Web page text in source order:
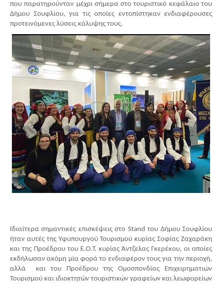
που παρατηρούνταν μέχρι σήμερα στο τουριστικό κεφάλαιο του
Δήμου Σουφλίου, για τις οποίες εντοπίστηκαν ενδιαφέρουσες
προτεινόμενες λύσεις κάλυψης τους.
Ιδιαίτερα σημαντικές επισκέψεις στο Stand του Δήμου Σουφλίου
ήταν αυτές της Υφυπουργού Τουρισμού κυρίας Σοφίας Ζαχαράκη
και της Προέδρου του Ε.Ο.Τ. κυρίας Άντζελας Γκερέκου, οι οποίες
εκδήλωσαν ακόμη μία φορά το ενδιαφέρον τους για την περιοχή,
αλλά  και του Προέδρου της Ομοσπονδίας Επιχειρηματιών
Τουρισμού και ιδιοκτητών τουριστικών γραφείων και λεωφορείων